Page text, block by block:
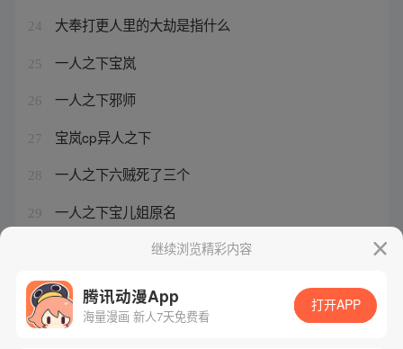
24 大奉打更人里的大劫是指什么
25 一人之下宝岚
26 一人之下邪师
27 宝岚cp异人之下
28 一人之下六贼死了三个
29 一人之下宝儿姐原名
一人之下漫画冯宝宝继续浏览精彩内容
腾讯动漫App
海量漫画 新人7天免费看
打开APP